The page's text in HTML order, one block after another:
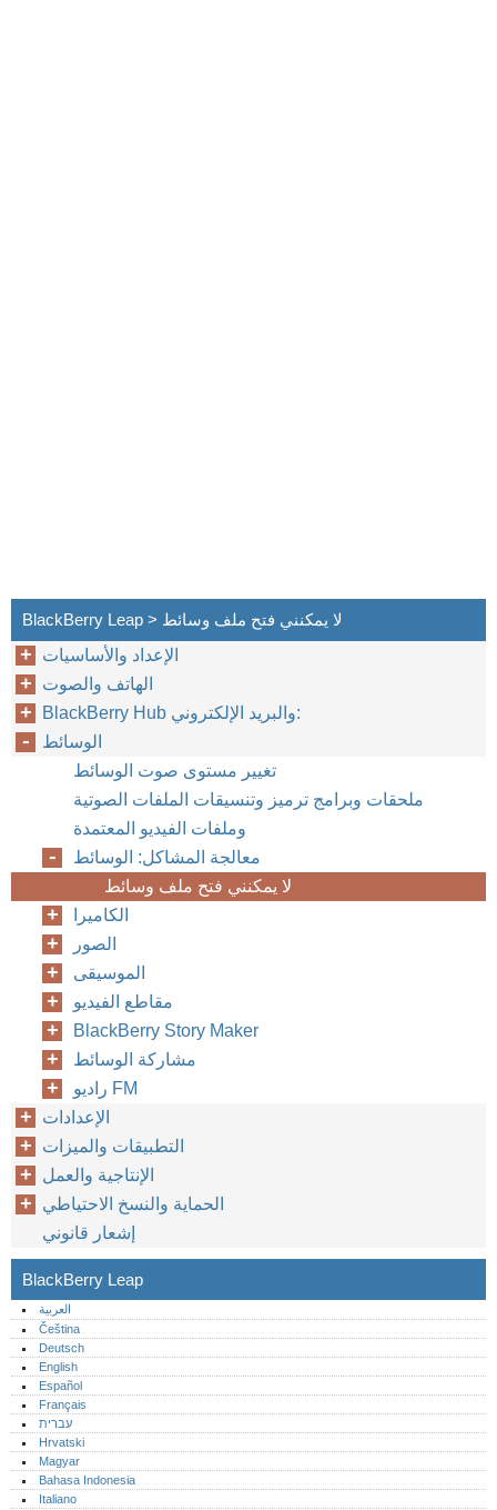
BlackBerry Leap > لا يمكنني فتح ملف وسائط
الإعداد والأساسيات
الهاتف والصوت
BlackBerry Hub والبريد الإلكتروني:
الوسائط
تغيير مستوى صوت الوسائط
ملحقات وبرامج ترميز وتنسيقات الملفات الصوتية
وملفات الفيديو المعتمدة
معالجة المشاكل: الوسائط
لا يمكنني فتح ملف وسائط
الكاميرا
الصور
الموسيقى
مقاطع الفيديو
BlackBerry Story Maker
مشاركة الوسائط
راديو FM
الإعدادات
التطبيقات والميزات
الإنتاجية والعمل
الحماية والنسخ الاحتياطي
إشعار قانوني
BlackBerry Leap
العربية
Čeština
Deutsch
English
Español
Français
עברית
Hrvatski
Magyar
Bahasa Indonesia
Italiano